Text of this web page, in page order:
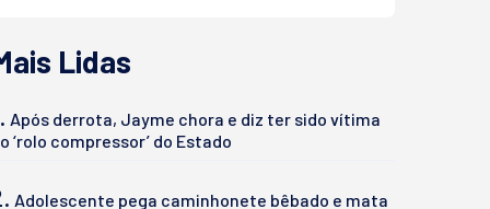
Lidas
Após derrota, Jayme chora e diz ter sido vítima
‘rolo compressor’ do Estado
Adolescente pega caminhonete bêbado e mata